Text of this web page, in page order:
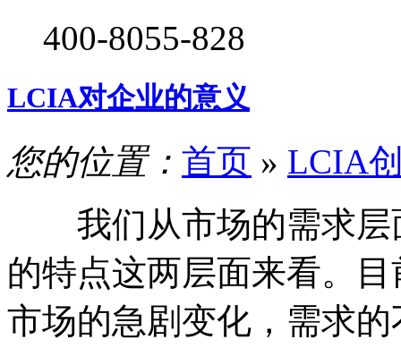
400-8055-828
LCIA对企业的意义
您的位置： 首页 » LCIA
我们从市场的需求层
的特点这两层面来看。
市场的急剧变化，需求